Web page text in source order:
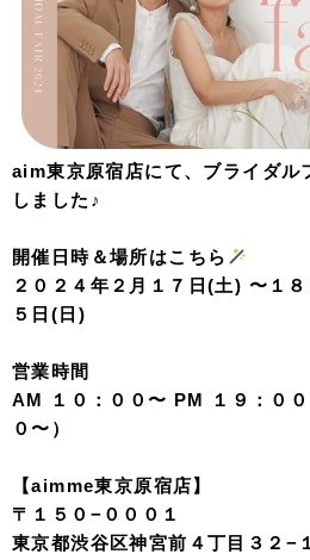
aim東京原宿店にて、ブライダル
しました♪
開催日時＆場所はこちら
２０２４年２月１７日(土) 〜１
５日(日)
営業時間
AM １０：００〜 PM １９：０
０〜）
【aimme東京原宿店】
〒１５０−０００１
東京都渋谷区神宮前４丁目３２